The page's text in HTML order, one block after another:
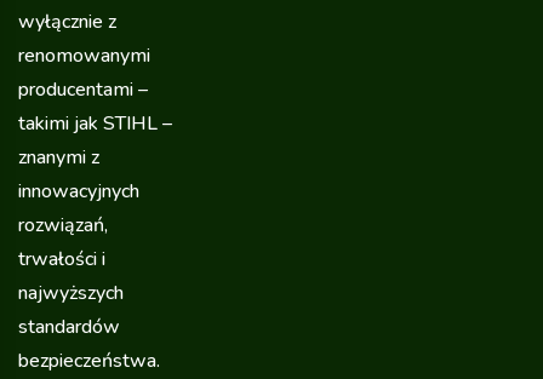
wyłącznie z
renomowanymi
producentami –
takimi jak STIHL –
znanymi z
innowacyjnych
rozwiązań,
trwałości i
najwyższych
standardów
bezpieczeństwa.